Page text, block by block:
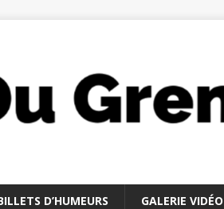
D’HUMEURS GALERIE VIDÉO